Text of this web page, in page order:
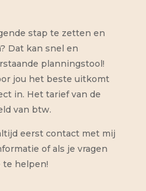
stap te zetten en
Dat kan snel en
planningstool!
jou het beste uitkomt
in. Het tarief van de
van btw.
eerst contact met mij
of als je vragen
te helpen!